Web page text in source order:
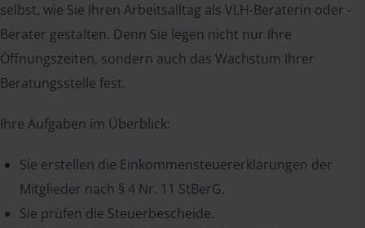
selbst, wie Sie Ihren Arbeitsalltag als VLH-Beraterin oder -
Berater gestalten. Denn Sie legen nicht nur Ihre
Öffnungszeiten, sondern auch das Wachstum Ihrer
Beratungsstelle fest.
Ihre Aufgaben im Überblick:
Sie erstellen die Einkommensteuererklärungen der
Mitglieder nach § 4 Nr. 11 StBerG.
Sie prüfen die Steuerbescheide.